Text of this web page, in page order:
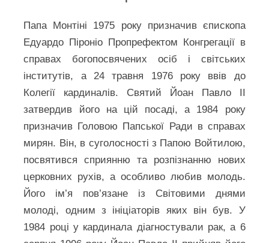
Папа Монтіні 1975 року призначив єпископа
Едуардо Піроніо Пропрефектом Конгрегації в
справах богопосвячених осіб і світських
інститутів, а 24 травня 1976 року ввів до
Колегії кардиналів. Святий Йоан Павло ІІ
затвердив його на цій посаді, а 1984 року
призначив Головою Папської Ради в справах
мирян. Він, в суголосності з Папою Войтилою,
посвятився сприянню та розпізнанню нових
церковних рухів, а особливо любив молодь.
Його ім’я пов’язане із Світовими днями
молоді, одним з ініціаторів яких він був. У
1984 році у кардинала діагностували рак, а 6